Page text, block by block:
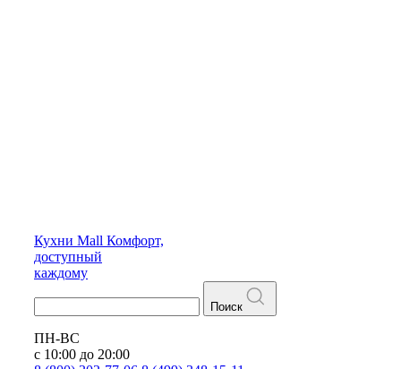
Кухни Mall Комфорт,
доступный
каждому
Поиск
ПН-ВС
с 10:00 до 20:00